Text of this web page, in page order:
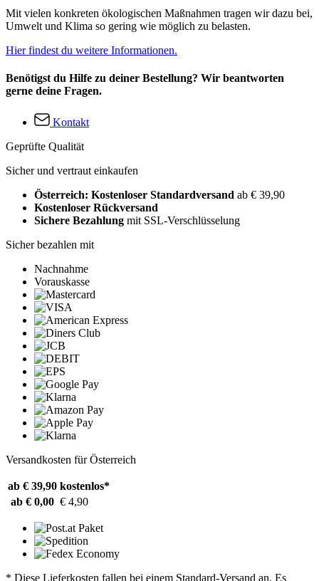
Mit vielen konkreten ökologischen Maßnahmen tragen wir dazu bei,
Umwelt und Klima so gering wie möglich zu belasten.
Hier findest du weitere Informationen.
Benötigst du Hilfe zu deiner Bestellung? Wir beantworten
gerne deine Fragen.
Kontakt
Geprüfte Qualität
Sicher und vertraut einkaufen
Österreich: Kostenloser Standardversand ab € 39,90
Kostenloser Rückversand
Sichere Bezahlung mit SSL-Verschlüsselung
Sicher bezahlen mit
Nachnahme
Vorauskasse
Versandkosten für Österreich
ab € 39,90 kostenlos*
ab € 0,00 € 4,90
* Diese Lieferkosten fallen bei einem Standard-Versand an. Es